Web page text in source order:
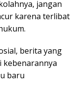
jangan
karena terlibat
berita yang
kebenarannya
baru